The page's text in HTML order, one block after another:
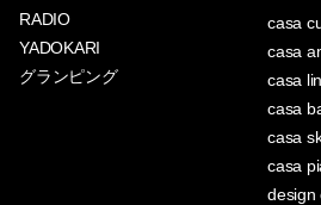
RADIO
YADOKARI
グランピング
casa
casa
casa
casa
casa
casa
design